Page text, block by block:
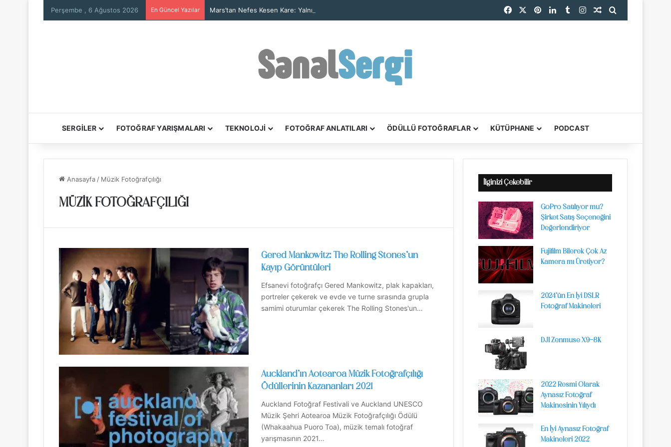
Perşembe , 6 Ağustos 2026 En Güncel Yazılar Mars’tan Nefes Kesen Kare: Yalnız Kaya Oluşumu Tüm Ayrıntılarıyla Görüntülendi Facebook PinterestLinkedInTumblrInstagramRastgele Makale
SERGİLER FOTOĞRAF YARIŞMALARI TEKNOLOJİ FOTOĞRAF ANLATILARI ÖDÜLLÜ FOTOĞRAFLAR KÜTÜPHANE PODCAST
Anasayfa / Müzik Fotoğrafçılığı
MÜZIK FOTOĞRAFÇILIĞI
Gered Mankowitz: The Rolling Stones’un
Kayıp Görüntüleri
Efsanevi fotoğrafçı Gered Mankowitz, plak kapakları,
portreler çekerek ve evde ve turne sırasında grupla
samimi oturumlar çekerek The Rolling Stones'un…
Auckland’ın Aotearoa Müzik Fotoğrafçılığı
Ödüllerinin Kazananları 2021
Auckland Fotoğraf Festivali ve Auckland UNESCO
Müzik Şehri Aotearoa Müzik Fotoğrafçılığı Ödülü
(Whakaahua Puoro Toa), müzik temalı fotoğraf
yarışmasının 2021…
İlginizi Çekebilir
GoPro Satılıyor mu?
Şirket Satış Seçeneğini
Değerlendiriyor
Fujifilm Bilerek Çok Az
Kamera mı Üretiyor?
2024’ün En İyi DSLR
Fotoğraf Makineleri
DJI Zenmuse X9-8K
2022 Resmi Olarak
Aynasız Fotoğraf
Makinesinin Yılıydı
En İyi Aynasız Fotoğraf
Makineleri 2022